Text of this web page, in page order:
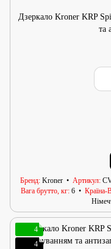
Дзеркало Kroner KRP
та
Бренд Kroner Артикул
Вага брутто, кг 6 Країна-
4
4